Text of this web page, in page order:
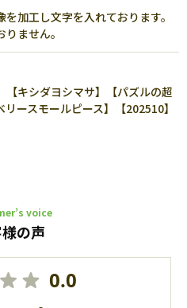
加工し文字を入れております。
ません。
【キシダヨシマサ】【パズルの超
ースモールピース】【202510】
voice
の声
0.0